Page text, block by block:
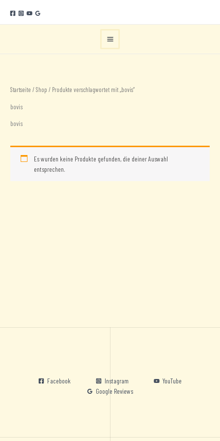
Inhalt
springen
Startseite /Shop / Produkte verschlagwortet mit „bovis“
bovis
bovis
Es wurden keine Produkte gefunden, die deiner Auswahl
entsprechen.
Facebook Instagram
YouTube
Google Reviews